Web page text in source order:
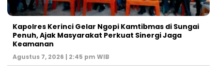
Kapolres Kerinci Gelar Ngopi Kamtibmas di Sungai
Penuh, Ajak Masyarakat Perkuat Sinergi Jaga
Keamanan
Agustus 7, 2026 | 2:45 pm WIB